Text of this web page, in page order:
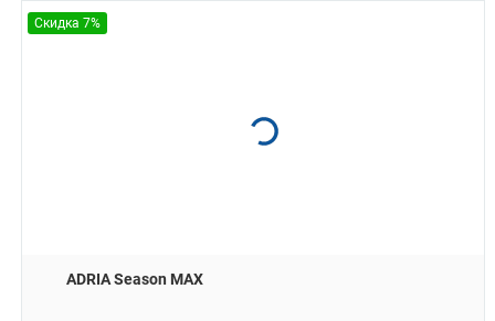
Скидка 7%
ADRIA Season MAX